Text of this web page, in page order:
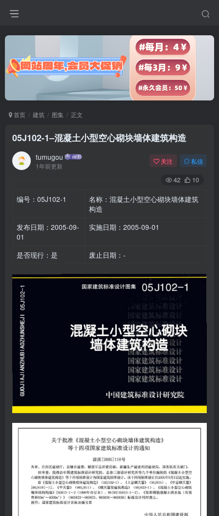
首页 建筑 图集 正文
05J102-1–混凝土小型空心砌块墙体建筑构造
tumugou
1年前更新
关注 私信
42 10
编号：05J102-1
名称：混凝土小型空心砌块墙体建筑
构造
发布日期：2005-09-
01
实施日期：2005-09-01
是否现行：是 废止日期：-